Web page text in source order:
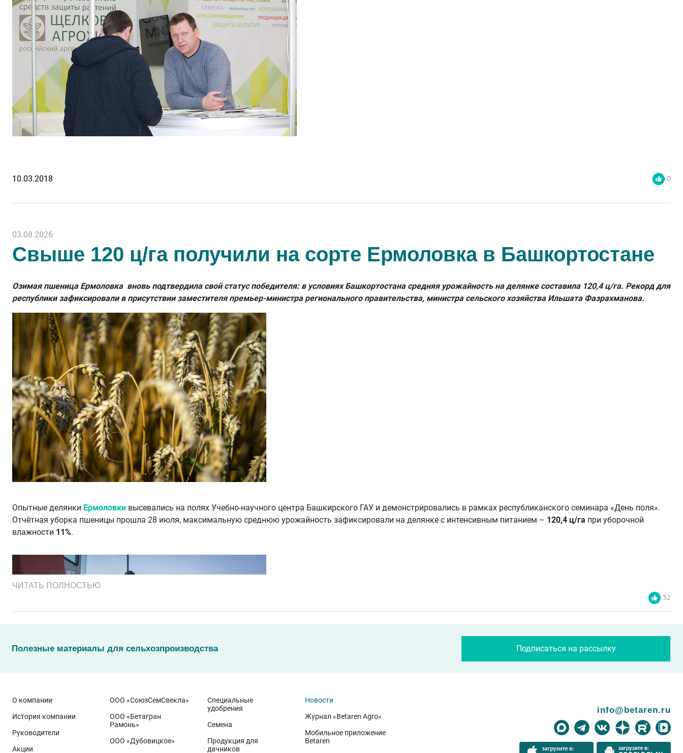
10.03.2018 0
03.08.2026
Свыше 120 ц/га получили на сорте Ермоловка в Башкортостане
Озимая пшеница Ермоловка вновь подтвердила свой статус победителя: в условиях Башкортостана средняя урожайность на делянке составила 120,4 ц/га. Рекорд для
республики зафиксировали в присутствии заместителя премьер-министра регионального правительства, министра сельского хозяйства Ильшата Фазрахманова.
Опытные делянки Ермоловки высевались на полях Учебно-научного центра Башкирского ГАУ и демонстрировались в рамках республиканского семинара «День поля».
Отчётная уборка пшеницы прошла 28 июля, максимальную среднюю урожайность зафиксировали на делянке с интенсивным питанием – 120,4 ц/га при уборочной
влажности 11%.
Эти результаты особенно показательны для условий Приволжского федерального округа. Они демонстрируют, что потенциал интенсивного сорта реализуется при
ЧИТАТЬ ПОЛНОСТЬЮ
52
Полезные материалы для сельхозпроизводства Подписаться на рассылку
О компании
История компании
Руководители
Акции
ООО «СоюзСемСвекла»
ООО «Бетагран
Рамонь»
ООО «Дубовицкое»
Специальные
удобрения
Семена
Продукция для
дачников
Новости
Журнал «Betaren Agro»
Мобильное приложение
Betaren
info@betaren.ru